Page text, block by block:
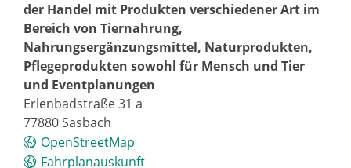
der Handel mit Produkten verschiedener Art im
Bereich von Tiernahrung,
Nahrungsergänzungsmittel, Naturprodukten,
Pflegeprodukten sowohl für Mensch und Tier
und Eventplanungen
Erlenbadstraße 31 a
77880Sasbach
OpenStreetMap
Fahrplanauskunft